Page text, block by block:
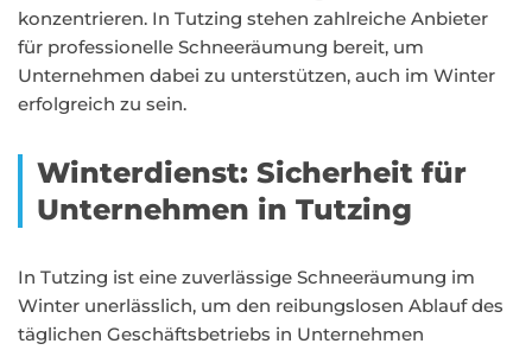
konzentrieren. In Tutzing stehen zahlreiche Anbieter
für professionelle Schneeräumung bereit, um
Unternehmen dabei zu unterstützen, auch im Winter
erfolgreich zu sein.
Winterdienst: Sicherheit für
Unternehmen in Tutzing
In Tutzing ist eine zuverlässige Schneeräumung im
Winter unerlässlich, um den reibungslosen Ablauf des
täglichen Geschäftsbetriebs in Unternehmen